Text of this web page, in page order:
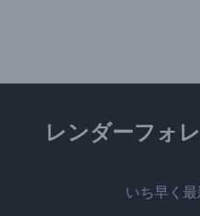
レンダーフォ
いち早く